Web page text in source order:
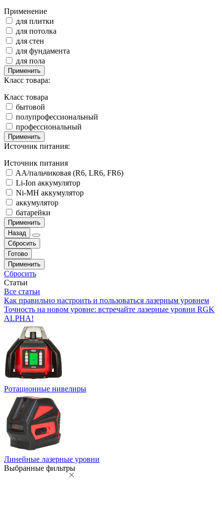
Применение
для плитки
для потолка
для стен
для фундамента
для пола
Применить
Класс товара:
Класс товара
бытовой
полупрофессиональный
профессиональный
Применить
Источник питания:
Источник питания
AA/пальчиковая (R6, LR6, FR6)
Li-Ion аккумулятор
Ni-MH аккумулятор
аккумулятор
батарейки
Применить
Назад
Сбросить
Готово
Применить
Сбросить
Статьи
Все статьи
Как правильно настроить и пользоваться лазерным уровнем
Точность на новом уровне: встречайте лазерные уровни RGK
ALPHA!
Ротационные нивелиры
Линейные лазерные уровни
Выбранные фильтры